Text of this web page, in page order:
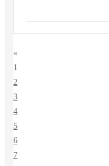
«
1
2
3
4
5
6
7